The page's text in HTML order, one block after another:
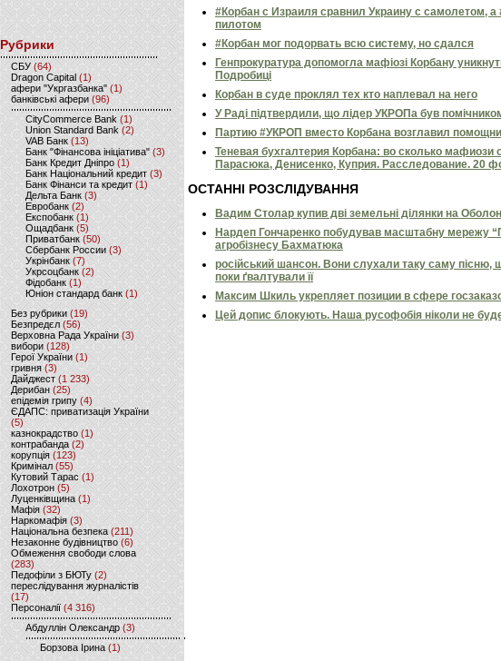
Рубрики
CБУ (64)
Dragon Capital (1)
афери "Укргазбанка" (1)
банківські афери (96)
CityCommerce Bank (1)
Union Standard Bank (2)
VAB Банк (13)
Банк "Фінансова ініціатива" (3)
Банк Кредит Дніпро (1)
Банк Національний кредит (3)
Банк Фінанси та кредит (1)
Дельта Банк (3)
Евробанк(2)
Експобанк (1)
Ощадбанк(5)
Приватбанк (50)
Сбербанк России (3)
Укрінбанк(7)
Укрсоцбанк (2)
Фідобанк (1)
Юніон стандард банк(1)
Без рубрики (19)
Безпредєл(56)
Верховна Рада України (3)
вибори(128)
Герої України(1)
гривня (3)
Дайджест (1 233)
Дерибан (25)
епідемія грипу (4)
ЄДАПС: приватизація України
(5)
казнокрадство (1)
контрабанда (2)
корупція (123)
Кримінал (55)
Кутовий Тарас (1)
Лохотрон(5)
Луценківщина (1)
Мафія (32)
Наркомафія (3)
Національна безпека (211)
Незаконне будівництво(6)
Обмеження свободи слова
(283)
Педофіли з БЮТу (2)
переслідування журналістів
(17)
Персоналії (4 316)
Абдуллін Олександр (3)
Борзова Ірина(1)
#Корбан с Израиля сравнил Украину с самолетом,
пилотом
#Корбан мог подорвать всю систему, но сдался
Генпрокуратура допомогла мафіозі Корбану
Подробиці
Корбан в суде проклял тех кто наплевал на него
У Раді підтвердили, що лідер УКРОПа був
Партию #УКРОП вместо Корбана возглавил
Теневая бухгалтерия Корбана: во сколько
Парасюка, Денисенко, Куприя. Расследование. 20
ОСТАННІ РОЗСЛІДУВАННЯ
Вадим Столар купив дві земельні ділянки на
Нардеп Гончаренко побудував масштабну мережу
агробізнесу Бахматюка
російський шансон. Вони слухали таку саму пісню,
поки ґвалтували її
Максим Шкиль укрепляет позиции в сфере
Цей допис блокують. Наша русофобія ніколи не